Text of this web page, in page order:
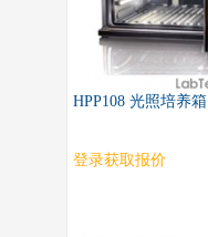
HPP108 光照培养箱
登录获取报价